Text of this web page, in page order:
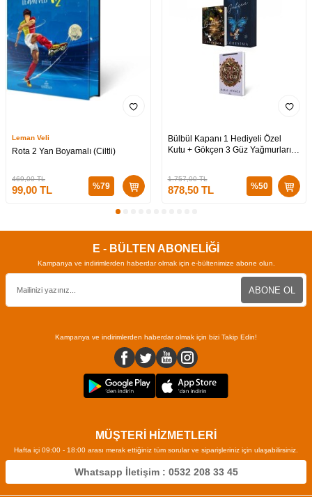
Leman Veli
Rota 2 Yan Boyamalı (Ciltli)
469,00TL
99,00 TL %79
Bülbül Kapanı 1 Hediyeli Özel
Kutu + Gökçen 3 Güz Yağmurları
1.757,00TL
878,50TL %50
E - BÜLTEN ABONELİĞİ
Kampanya ve indirimlerden haberdar olmak için e-bültenimize abone olun.
ABONE OL
Kampanya ve indirimlerden haberdar olmak için bizi Takip Edin!
MÜŞTERİ HİZMETLERİ
Hafta içi 09:00 - 18:00 arası merak ettiğiniz tüm sorular ve siparişleriniz için ulaşabilirsiniz.
Whatsapp İletişim : 0532 208 33 45